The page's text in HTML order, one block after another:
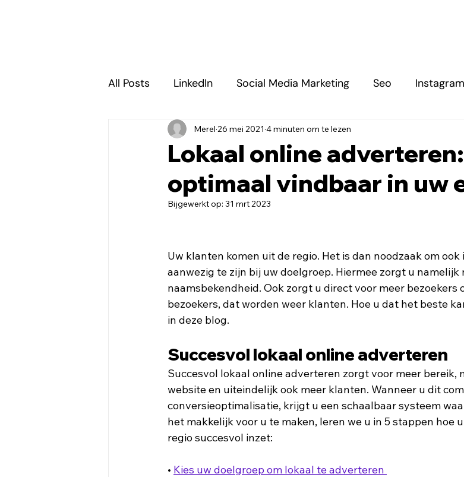
All Posts LinkedIn Social Media Marketing Seo Instagram
E-mail marketing SEA / Google Ads
Lokaal online
optimaal vindbaar in uw
Merel 26 mei 2021 4 minuten om te lezen
Bijgewerkt op: 31 mrt 2023
Uw klanten komen uit de regio. Het is dan noodzaak om
aanwezig te zijn bij uw doelgroep. Hiermee zorgt u
naamsbekendheid. Ook zorgt u direct voor meer bezoekers
bezoekers, dat worden weer klanten. Hoe u dat het beste
in deze blog.
Succesvol lokaal online adverteren
Succesvol lokaal online adverteren zorgt voor meer bereik,
website en uiteindelijk ook meer klanten. Wanneer u dit
conversieoptimalisatie, krijgt u een schaalbaar systeem
het makkelijk voor u te maken, leren we u in 5 stappen hoe
regio succesvol inzet:
• Kies uw doelgroep om lokaal te adverteren